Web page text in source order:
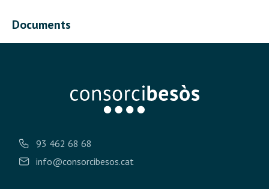
Documents
93 462 68 68
info@consorcibesos.cat